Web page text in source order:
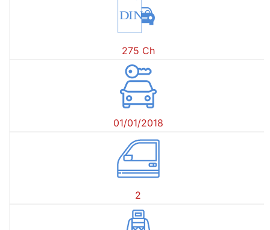
DIN
275 Ch
01/01/2018
2